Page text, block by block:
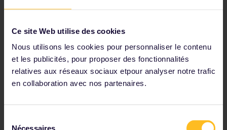
Ce site Web utilise des cookies
Nous utilisons les cookies pour personnaliser le contenu
et les publicités, pour proposer des fonctionnalités
relatives aux réseaux sociaux etpour analyser notre trafic
en collaboration avec nos partenaires.
Nécessaires
Réservations pour les trains TGV
Découvrez comment et où réserver vos places en
accédant à notre pageComment réserver ma
place à bord ?
Découvrez combien coûte une réservation sur
notre page dédiée auxfrais de réservation
train OUIGO :